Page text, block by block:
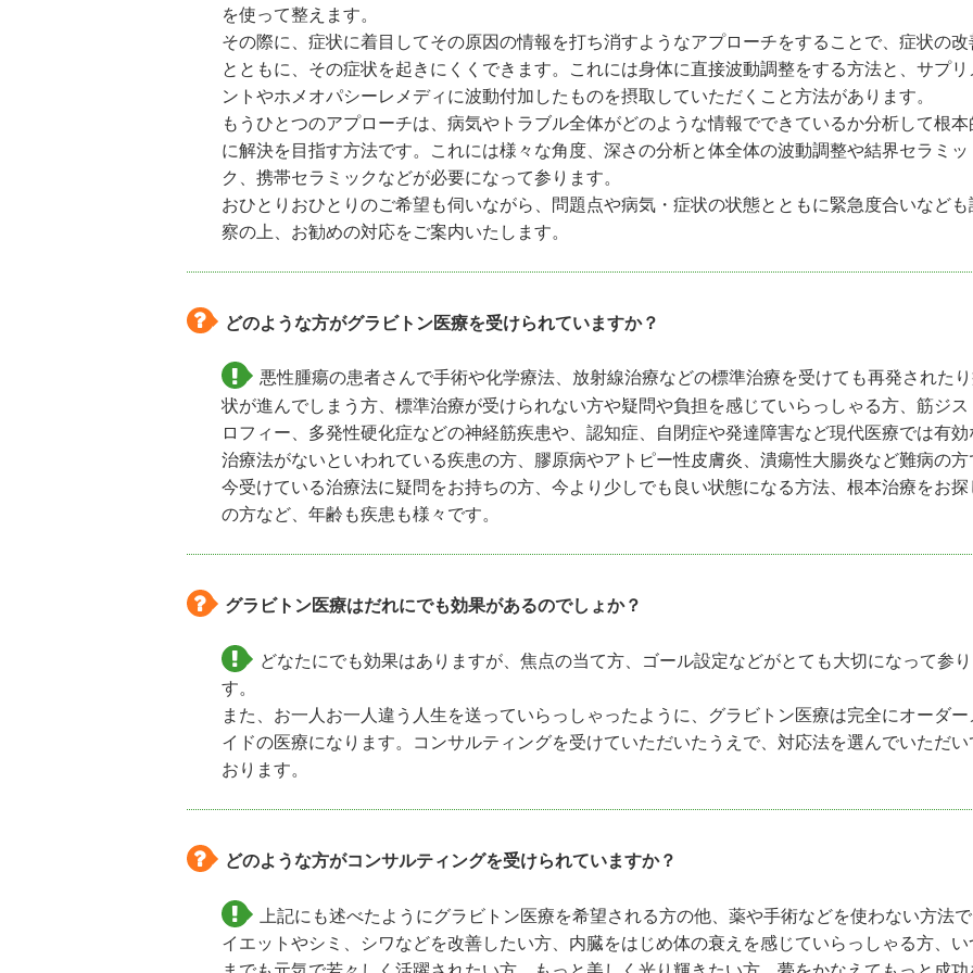
を使って整えます。
その際に、症状に着目してその原因の情報を打ち消すようなアプローチをすることで、症状の改
とともに、その症状を起きにくくできます。これには身体に直接波動調整をする方法と、サプリ
ントやホメオパシーレメディに波動付加したものを摂取していただくこと方法があります。
もうひとつのアプローチは、病気やトラブル全体がどのような情報でできているか分析して根本
に解決を目指す方法です。これには様々な角度、深さの分析と体全体の波動調整や結界セラミッ
ク、携帯セラミックなどが必要になって参ります。
おひとりおひとりのご希望も伺いながら、問題点や病気・症状の状態とともに緊急度合いなども
察の上、お勧めの対応をご案内いたします。
どのような方がグラビトン医療を受けられていますか？
悪性腫瘍の患者さんで手術や化学療法、放射線治療などの標準治療を受けても再発された
状が進んでしまう方、標準治療が受けられない方や疑問や負担を感じていらっしゃる方、筋ジス
ロフィー、多発性硬化症などの神経筋疾患や、認知症、自閉症や発達障害など現代医療では有効
治療法がないといわれている疾患の方、膠原病やアトピー性皮膚炎、潰瘍性大腸炎など難病の方
今受けている治療法に疑問をお持ちの方、今より少しでも良い状態になる方法、根本治療をお探
の方など、年齢も疾患も様々です。
グラビトン医療はだれにでも効果があるのでしょか？
どなたにでも効果はありますが、焦点の当て方、ゴール設定などがとても大切になって参り
す。
また、お一人お一人違う人生を送っていらっしゃったように、グラビトン医療は完全にオーダー
イドの医療になります。コンサルティングを受けていただいたうえで、対応法を選んでいただい
おります。
どのような方がコンサルティングを受けられていますか？
上記にも述べたようにグラビトン医療を希望される方の他、薬や手術などを使わない方法
イエットやシミ、シワなどを改善したい方、内臓をはじめ体の衰えを感じていらっしゃる方、い